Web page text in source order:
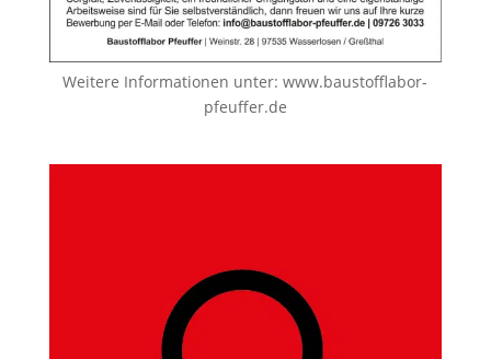
Weitere Informationen unter:www.baustofflabor-
pfeuffer.de